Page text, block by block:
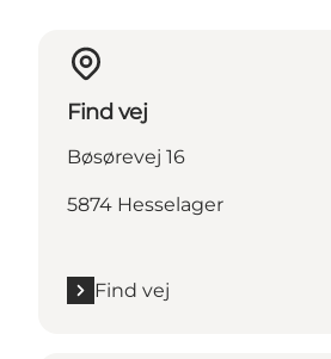
Find vej
Bøsørevej 16
5874 Hesselager
Find vej